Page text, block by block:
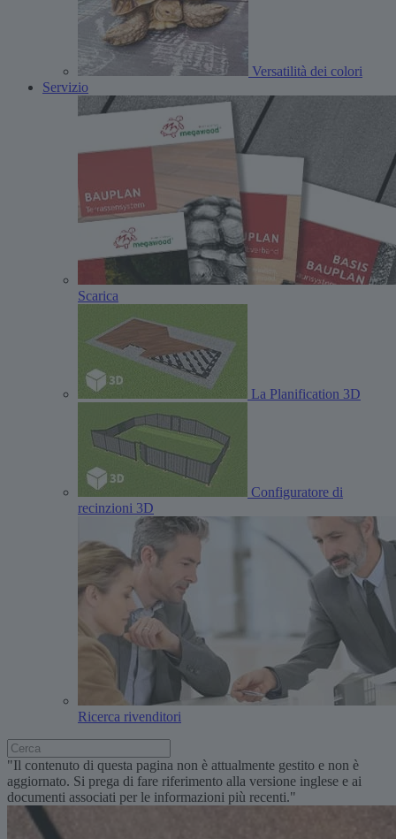
Versatilità dei colori
Servizio
Scarica
La Planification 3D
Configuratore di
recinzioni 3D
Ricerca rivenditori
"Il contenuto di questa pagina non è attualmente gestito e non è
aggiornato. Si prega di fare riferimento alla versione inglese e ai
documenti associati per le informazioni più recenti."